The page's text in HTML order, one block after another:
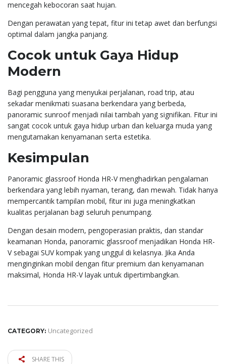
mencegah kebocoran saat hujan.
Dengan perawatan yang tepat, fitur ini tetap awet dan berfungsi
optimal dalam jangka panjang.
Cocok untuk Gaya Hidup
Modern
Bagi pengguna yang menyukai perjalanan, road trip, atau
sekadar menikmati suasana berkendara yang berbeda,
panoramic sunroof menjadi nilai tambah yang signifikan. Fitur ini
sangat cocok untuk gaya hidup urban dan keluarga muda yang
mengutamakan kenyamanan serta estetika.
Kesimpulan
Panoramic glassroof Honda HR-V menghadirkan pengalaman
berkendara yang lebih nyaman, terang, dan mewah. Tidak hanya
mempercantik tampilan mobil, fitur ini juga meningkatkan
kualitas perjalanan bagi seluruh penumpang.
Dengan desain modern, pengoperasian praktis, dan standar
keamanan Honda, panoramic glassroof menjadikan Honda HR-
V sebagai SUV kompak yang unggul di kelasnya. Jika Anda
menginginkan mobil dengan fitur premium dan kenyamanan
maksimal, Honda HR-V layak untuk dipertimbangkan.
CATEGORY: Uncategorized
SHARE THIS